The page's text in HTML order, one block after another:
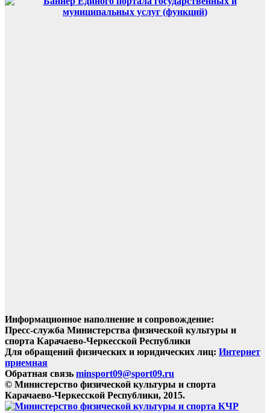
Информационное наполнение и сопровождение:
Пресс-служба Министерства физической культуры и
спорта Карачаево-Черкесской Республики
Для обращений физических и юридических лиц: Интернет
приемная
Обратная связь minsport09@sport09.ru
© Министерство физической культуры и спорта
Карачаево-Черкесской Республики, 2015.